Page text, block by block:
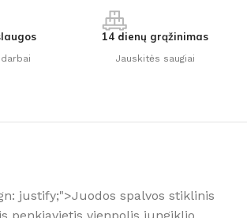
14 dienų grąžinimas
Jauskitės saugiai
justify;">Juodos spalvos stiklinis